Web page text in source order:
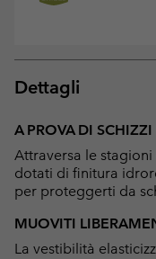
Dettagli
A PROVA DI SCHIZZI
Attraversa le
dotati di finitura
per proteggerti da
MUOVITI
La vestibilità